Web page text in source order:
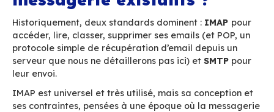
MAPI a été développé par Microsoft pour ses
produits, c’est donc un langage très
totalement lié au duo client/serveur de
leur fonctionnement particulier. En gros,
une sorte de base de données très spécialisée
Outlook possède la majeure partie de
communication repose sur un principe global